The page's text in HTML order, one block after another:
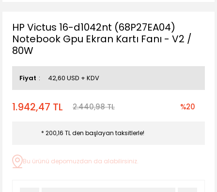
HP Victus 16-d1042nt (68P27EA04)
Notebook Gpu Ekran Kartı Fanı - V2 /
80W
Fiyat 42,60 USD + KDV
1.942,47 TL 2.440,98 TL %20
* 200,16 TL den başlayan taksitlerle!
Bu ürünü depomuzdan da alabilirsiniz.